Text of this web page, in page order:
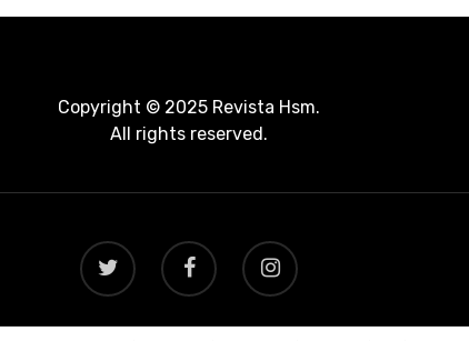
Copyright © 2025 Revista Hsm.
All rights reserved.